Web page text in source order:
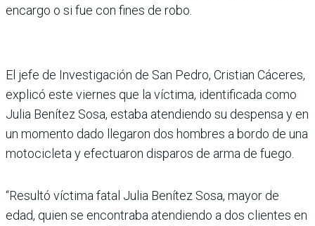
encargo o si fue con fines de robo.
El jefe de Investigación de San Pedro, Cristian Cáceres,
explicó este viernes que la víctima, identificada como
Julia Benítez Sosa, estaba atendiendo su despensa y en
un momento dado llegaron dos hombres a bordo de una
motocicleta y efectuaron disparos de arma de fuego.
“Resultó víctima fatal Julia Benítez Sosa, mayor de
edad, quien se encontraba atendiendo a dos clientes en